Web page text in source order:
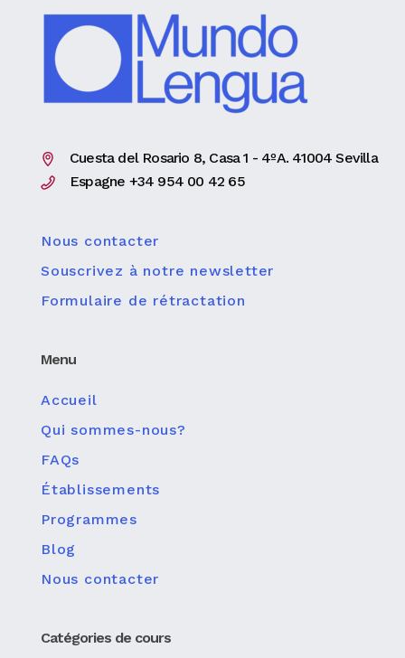
Cuesta del Rosario 8, Casa 1 - 4ºA. 41004 Sevilla
Espagne +34 954 00 42 65
Nous contacter
Souscrivez à notre newsletter
Formulaire de rétractation
Menu
Accueil
Qui sommes-nous?
FAQs
Établissements
Programmes
Blog
Nous contacter
Catégories de cours